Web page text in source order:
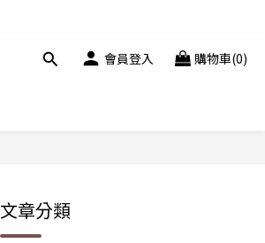
會員登入 購物車(0)
文章分類